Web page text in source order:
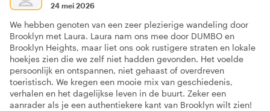
24 mei 2026
We hebben genoten van een zeer plezierige wandeling door
Brooklyn met Laura. Laura nam ons mee door DUMBO en
Brooklyn Heights, maar liet ons ook rustigere straten en lokale
hoekjes zien die we zelf niet hadden gevonden. Het voelde
persoonlijk en ontspannen, niet gehaast of overdreven
toeristisch. We kregen een mooie mix van geschiedenis,
verhalen en het dagelijkse leven in de buurt. Zeker een
aanrader als je een authentiekere kant van Brooklyn wilt zien!